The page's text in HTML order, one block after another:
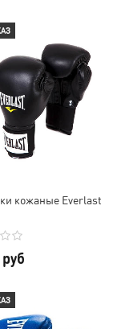
кожаные Everlast